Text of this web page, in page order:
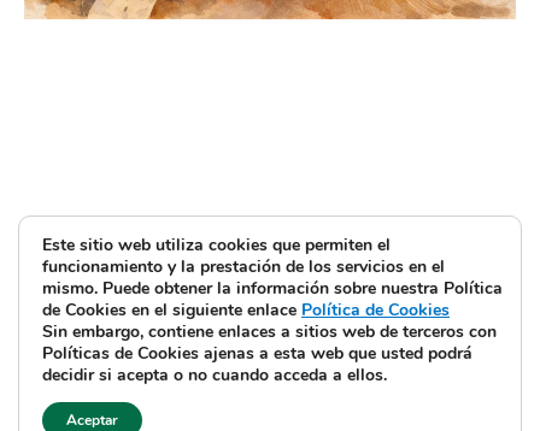
Este sitio web utiliza cookies que permiten el
funcionamiento y la prestación de los servicios en el
mismo. Puede obtener la información sobre nuestra Política
de Cookies en el siguiente enlace Política de Cookies
Sin embargo, contiene enlaces a sitios web de terceros con
Políticas de Cookies ajenas a esta web que usted podrá
decidir si acepta o no cuando acceda a ellos.
Aceptar